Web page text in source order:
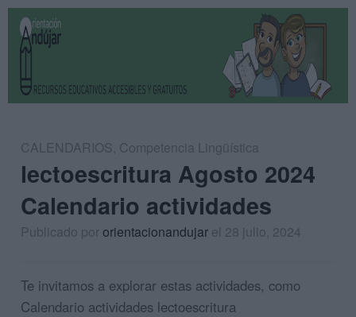
CALENDARIOS, Competencia Lingüística
lectoescritura Agosto 2024
Calendario actividades
Publicado pororientacionandujar el 28 julio, 2024
Te invitamos a explorar estas actividades, como
Calendario actividades lectoescritura